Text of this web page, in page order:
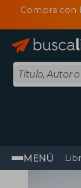
Compra con
MENÚ